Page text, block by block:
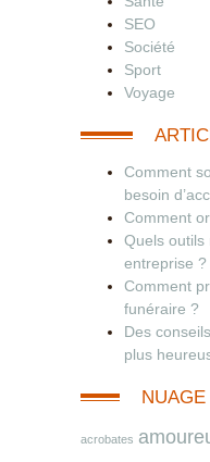
SEO
Société
Sport
Voyage
Comment
besoin
Comment
Quels outils
entreprise ?
Comment
funéraire ?
Des
plus
acrobates